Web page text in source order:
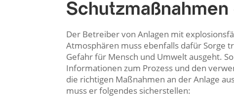
Der Betreiber von Anlagen mit
Atmosphären muss ebenfalls dafür Sorge
Gefahr für Mensch und Umwelt ausgeht.
Informationen zum Prozess und den
die richtigen Maßnahmen an der Anlage
muss er folgendes sicherstellen: